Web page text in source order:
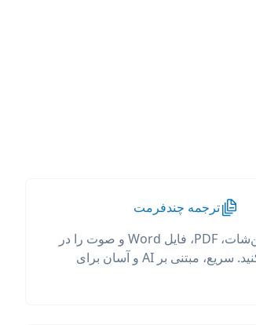
ترجمه چندفرمت
تصویر، اسکرین‌شات، PDF، فایل Word و صوت را در
یک جا ترجمه کنید. سریع، مبتنی بر AI و آسان برای